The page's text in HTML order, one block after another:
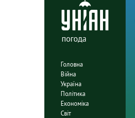
погода
Головна
Війна
Україна
Політика
Економіка
Світ